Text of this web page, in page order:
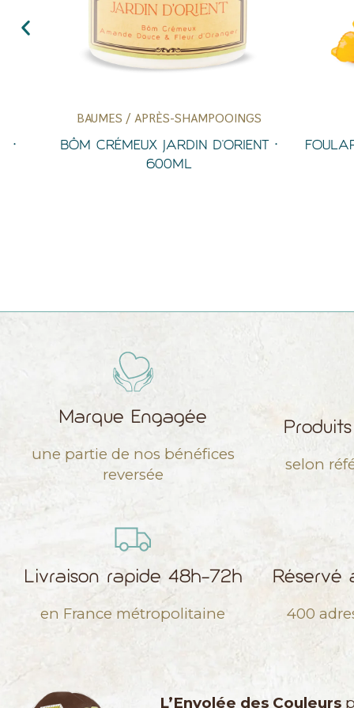
Aperçu Rapide
BAUMES / APRÈS-SHAMPOOINGS
BÔM CRÉMEUX JARDIN D'ORIENT •
600ML
FOULARD •
Marque Engagée
une partie de nos bénéfices
reversée
selon
Livraison rapide 48h-72h
en France métropolitaine
Réservé
400
L’Envolée des Couleurs